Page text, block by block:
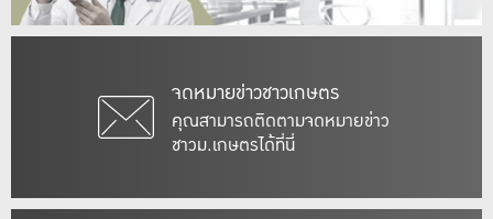
จดหมายข่าวชาวเกษตร
คุณสามารถติดตามจดหมายข่าว
ชาวม.เกษตรได้ที่นี่